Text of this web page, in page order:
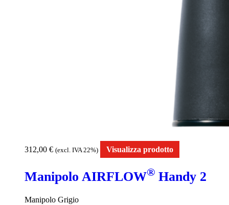
312,00 € (excl. IVA 22%) Visualizza prodotto
Manipolo AIRFLOW® Handy 2
Manipolo Grigio